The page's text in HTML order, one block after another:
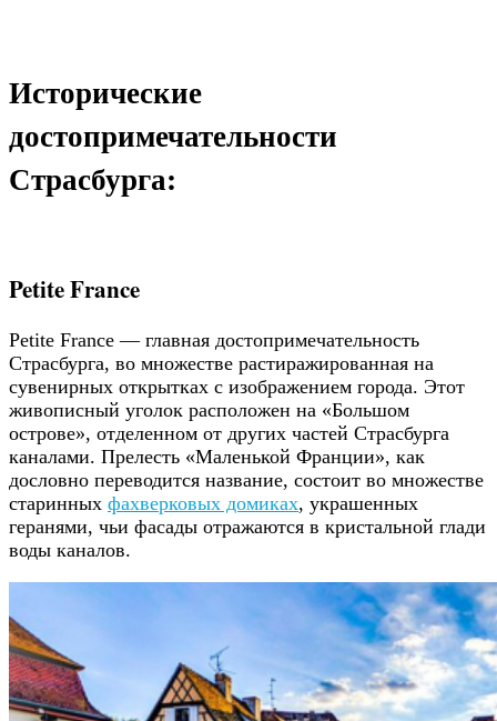
Исторические
достопримечательности
Страсбурга:
Petite France
Petite France — главная достопримечательность
Страсбурга, во множестве растиражированная на
сувенирных открытках с изображением города. Этот
живописный уголок расположен на «Большом
острове», отделенном от других частей Страсбурга
каналами. Прелесть «Маленькой Франции», как
дословно переводится название, состоит во множестве
старинных фахверковых домиках, украшенных
геранями, чьи фасады отражаются в кристальной глади
воды каналов.